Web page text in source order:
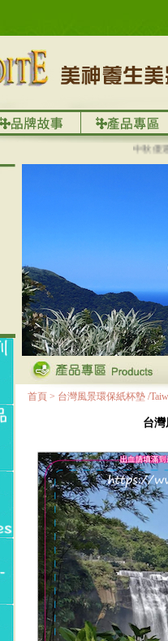
中秋優選，
首頁 > 台灣風景環保紙杯墊 /
台灣